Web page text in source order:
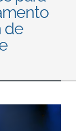
Pусский
de